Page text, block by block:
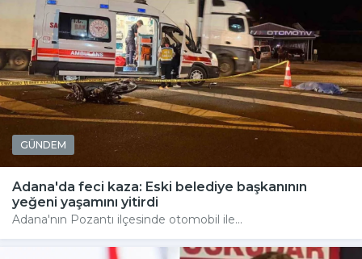
GÜNDEM
Adana'da feci kaza: Eski belediye başkanının
yeğeni yaşamını yitirdi
Adana'nın Pozantı ilçesinde otomobil ile...